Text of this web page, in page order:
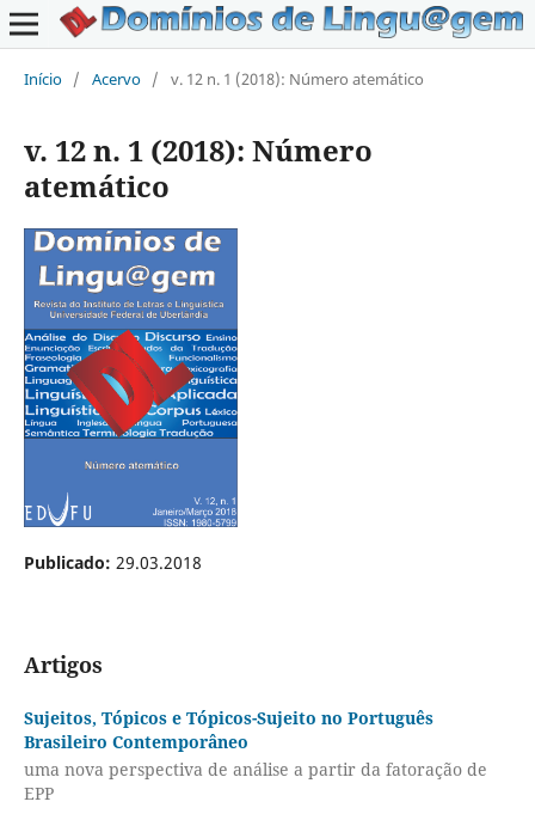
Início / Acervo / v. 12 n. 1 (2018): Número atemático
v. 12 n. 1 (2018): Número
atemático
Publicado: 29.03.2018
Artigos
Sujeitos, Tópicos e Tópicos-Sujeito no Português
Brasileiro Contemporâneo
uma nova perspectiva de análise a partir da fatoração de
EPP